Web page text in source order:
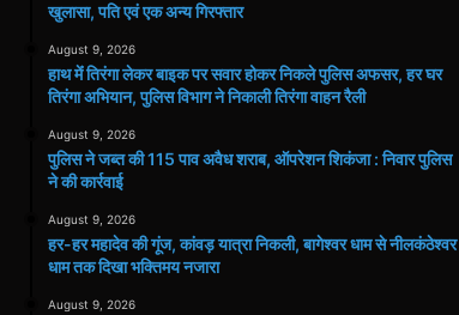
खुलासा, पति एवं एक अन्य गिरफ्तार
August 9, 2026
हाथ मेंं तिरंगा लेकर बाइक पर सवार होकर निकले पुलिस अफसर, हर घर
तिरंगा अभियान, पुलिस विभाग ने निकाली तिरंगा वाहन रैली
August 9, 2026
पुलिस ने जब्त की 115 पाव अवैध शराब, ऑपरेशन शिकंजा : निवार पुलिस
ने की कार्रवाई
August 9, 2026
हर-हर महादेव की गूंज, कांवड़ यात्रा निकली, बागेश्वर धाम से नीलकंठेश्वर
धाम तक दिखा भक्तिमय नजारा
August 9, 2026